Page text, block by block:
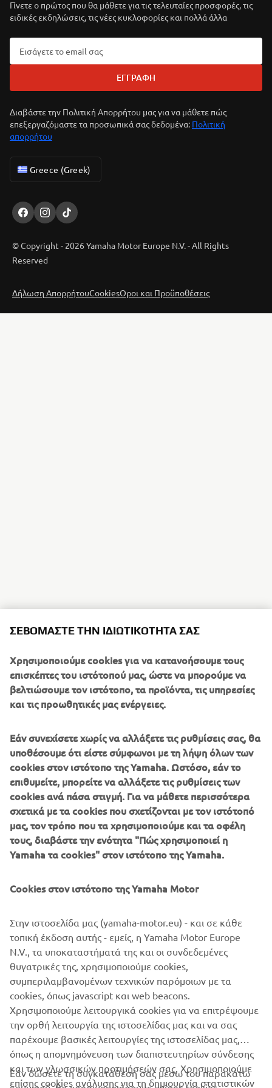
Γίνετε ο πρώτος που θα μάθετε για τις τελευταίες προσφορές, τις
ειδικές εκδηλώσεις, τις νέες κυκλοφορίες και πολλά άλλα
ΕΓΓΡΑΦΉ
Διαβάστε την Πολιτική Απορρήτου μας για να μάθετε πώς
επεξεργαζόμαστε τα προσωπικά σας δεδομένα: Πολιτική
απορρήτου
Greece (Greek)
© Copyright - 2026 Yamaha Motor Europe N.V. - All Rights
Reserved
Δήλωση ΑπορρήτουCookiesΟροι και Προϋποθέσεις
επισκέπτες του ιστότοπού μας, ώστε να μπορούμε να
βελτιώσουμε τον ιστότοπο, τα προϊόντα, τις υπηρεσίες
και τις προωθητικές μας ενέργειες.
υποθέσουμε ότι είστε σύμφωνοι με τη λήψη όλων των
cookies στον ιστότοπο της Yamaha. Ωστόσο, εάν το
επιθυμείτε, μπορείτε να αλλάξετε τις ρυθμίσεις των
cookies ανά πάσα στιγμή. Για να μάθετε περισσότερα
σχετικά με τα cookies που σχετίζονται με τον ιστότοπό
μας, τον τρόπο που τα χρησιμοποιούμε και τα οφέλη
τους, διαβάστε την ενότητα "Πώς χρησιμοποιεί η
Yamaha τα cookies" στον ιστότοπο της Yamaha.
τοπική έκδοση αυτής - εμείς, η Yamaha Motor Europe
N.V., τα υποκαταστήματά της και οι συνδεδεμένες
θυγατρικές της, χρησιμοποιούμε cookies,
συμπεριλαμβανομένων τεχνικών παρόμοιων με τα
cookies, όπως javascript και web beacons.
Χρησιμοποιούμε λειτουργικά cookies για να επιτρέψουμε
την ορθή λειτουργία της ιστοσελίδας μας και να σας
παρέχουμε βασικές λειτουργίες της ιστοσελίδας μας,
όπως η απομνημόνευση των διαπιστευτηρίων σύνδεσης
και των γλωσσικών προτιμήσεών σας. Χρησιμοποιούμε
επίσης cookies ανάλυσης για τη δημιουργία στατιστικών
Εάν δώσετε τη συγκατάθεσή σας μέσω του παρακάτω
κουμπιού, θα χρησιμοποιήσουμε επίσης cookies